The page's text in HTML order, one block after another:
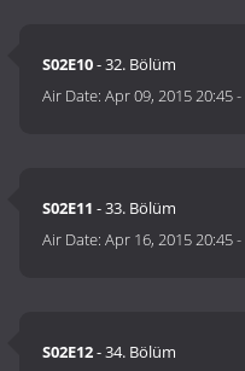
S02E10- 32. Bölüm
Air Date:Apr 09, 2015 20:45-
S02E11 - 33. Bölüm
Air Date:Apr 16, 2015 20:45-
S02E12- 34. Bölüm